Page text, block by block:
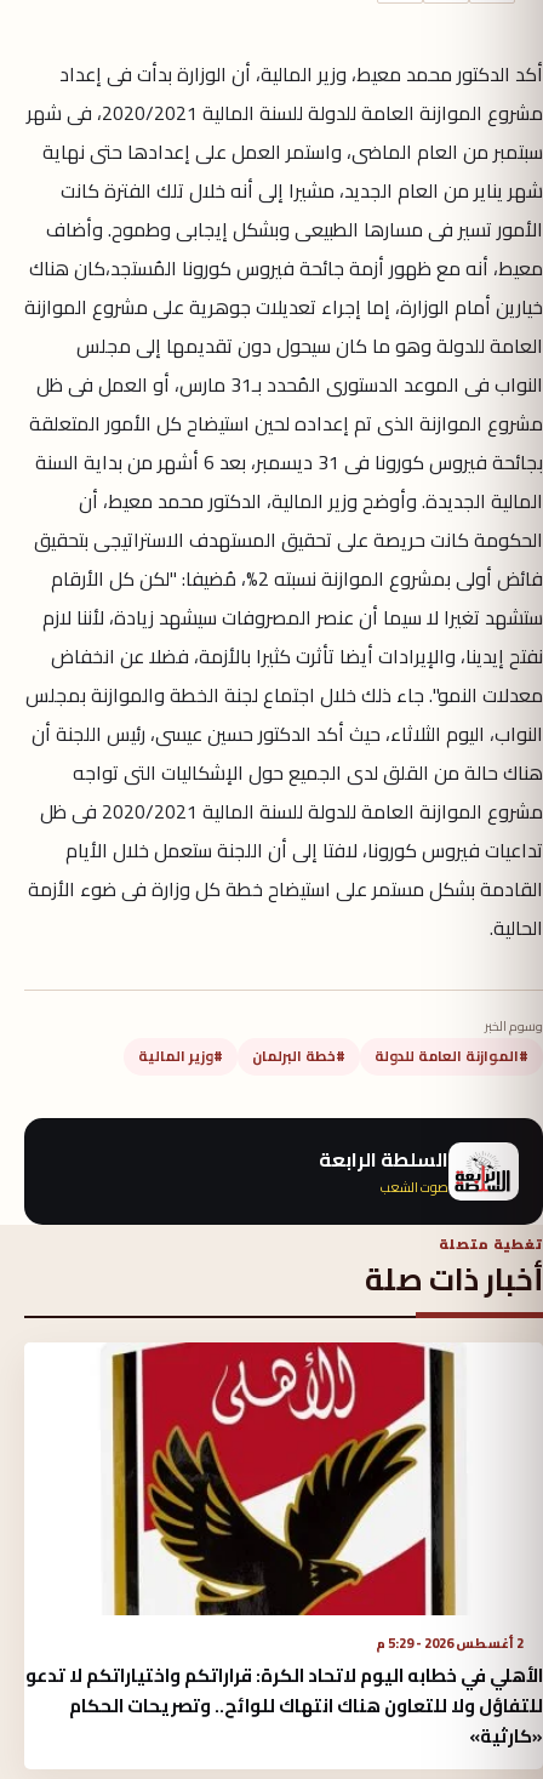
أكد الدكتور محمد معيط، وزير المالية، أن الوزارة بدأت فى إعداد
مشروع الموازنة العامة للدولة للسنة المالية 2020/2021، فى شهر
سبتمبر من العام الماضى، واستمر العمل على إعدادها حتى نهاية
شهر يناير من العام الجديد، مشيرا إلى أنه خلال تلك الفترة كانت
الأمور تسير فى مسارها الطبيعى وبشكل إيجابى وطموح. وأضاف
معيط، أنه مع ظهور أزمة جائحة فيروس كورونا المُستجد،كان هناك
خيارين أمام الوزارة، إما إجراء تعديلات جوهرية على مشروع الموازنة
العامة للدولة وهو ما كان سيحول دون تقديمها إلى مجلس
النواب فى الموعد الدستورى المُحدد بـ31 مارس، أو العمل فى ظل
مشروع الموازنة الذى تم إعداده لحين استيضاح كل الأمور المتعلقة
بجائحة فيروس كورونا فى 31 ديسمبر، بعد 6 أشهر من بداية السنة
المالية الجديدة. وأوضح وزير المالية، الدكتور محمد معيط، أن
الحكومة كانت حريصة على تحقيق المستهدف الاستراتيجى بتحقيق
فائض أولى بمشروع الموازنة نسبته 2%، مُضيفا: "لكن كل الأرقام
ستشهد تغيرا لا سيما أن عنصر المصروفات سيشهد زيادة، لأننا لازم
نفتح إيدينا، والإيرادات أيضا تأثرت كثيرا بالأزمة، فضلا عن انخفاض
معدلات النمو". جاء ذلك خلال اجتماع لجنة الخطة والموازنة بمجلس
النواب، اليوم الثلاثاء، حيث أكد الدكتور حسين عيسى، رئيس اللجنة أن
هناك حالة من القلق لدى الجميع حول الإشكاليات التى تواجه
مشروع الموازنة العامة للدولة للسنة المالية 2020/2021 فى ظل
تداعيات فيروس كورونا، لافتا إلى أن اللجنة ستعمل خلال الأيام
القادمة بشكل مستمر على استيضاح خطة كل وزارة فى ضوء الأزمة
الحالية.
وسوم الخبر
#الموازنة العامة للدولة #خطة البرلمان #وزير المالية
السلطة الرابعة
صوت الشعب
تغطية متصلة
أخبار ذات صلة
2 أغسطس 2026 - 5:29 م
الأهلي في خطابه اليوم لاتحاد الكرة:‏ قراراتكم واختياراتكم لا تدعو
للتفاؤل ولا للتعاون هناك انتهاك للوائح.. وتصريحات الحكام
«كارثية»‏